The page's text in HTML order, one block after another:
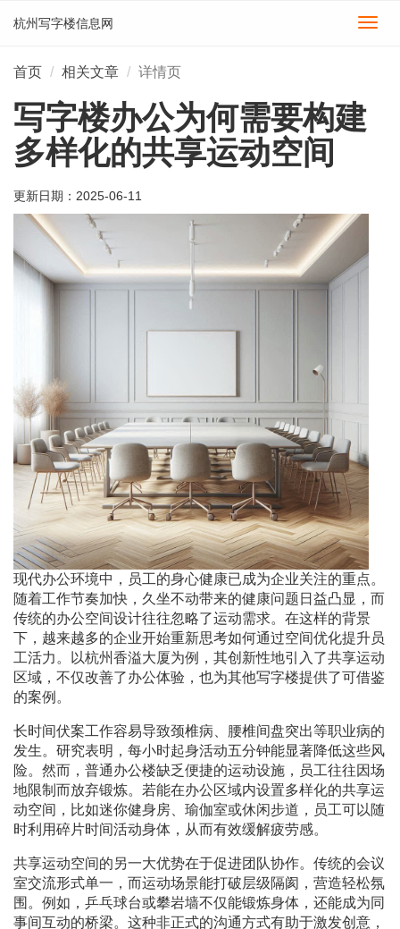
切
杭州写字楼信息网
首页 相关文章 详情页
写字楼办公为何需要构建
多样化的共享运动空间
更新日期： 2025-06-11
现代办公环境中，员工的身心健康已成为企业关注的重点。
随着工作节奏加快，久坐不动带来的健康问题日益凸显，而
传统的办公空间设计往往忽略了运动需求。在这样的背景
下，越来越多的企业开始重新思考如何通过空间优化提升员
工活力。以杭州香溢大厦为例，其创新性地引入了共享运动
区域，不仅改善了办公体验，也为其他写字楼提供了可借鉴
的案例。
长时间伏案工作容易导致颈椎病、腰椎间盘突出等职业病的
发生。研究表明，每小时起身活动五分钟能显著降低这些风
险。然而，普通办公楼缺乏便捷的运动设施，员工往往因场
地限制而放弃锻炼。若能在办公区域内设置多样化的共享运
动空间，比如迷你健身房、瑜伽室或休闲步道，员工可以随
时利用碎片时间活动身体，从而有效缓解疲劳感。
共享运动空间的另一大优势在于促进团队协作。传统的会议
室交流形式单一，而运动场景能打破层级隔阂，营造轻松氛
围。例如，乒乓球台或攀岩墙不仅能锻炼身体，还能成为同
事间互动的桥梁。这种非正式的沟通方式有助于激发创意，